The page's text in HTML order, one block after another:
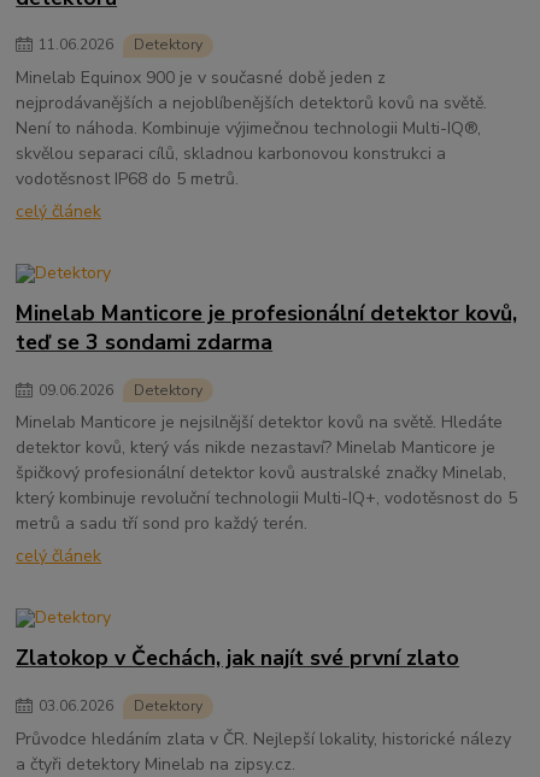
11.06.2026 Detektory
Minelab Equinox 900 je v současné době jeden z
nejprodávanějších a nejoblíbenějších detektorů kovů na světě.
Není to náhoda. Kombinuje výjimečnou technologii Multi-IQ®,
skvělou separaci cílů, skladnou karbonovou konstrukci a
vodotěsnost IP68 do 5 metrů.
celý článek
Minelab Manticore je profesionální detektor kovů,
teď se 3 sondami zdarma
09.06.2026 Detektory
Minelab Manticore je nejsilnější detektor kovů na světě. Hledáte
detektor kovů, který vás nikde nezastaví? Minelab Manticore je
špičkový profesionální detektor kovů australské značky Minelab,
který kombinuje revoluční technologii Multi-IQ+, vodotěsnost do 5
metrů a sadu tří sond pro každý terén.
celý článek
Zlatokop v Čechách, jak najít své první zlato
03.06.2026 Detektory
Průvodce hledáním zlata v ČR. Nejlepší lokality, historické nálezy
a čtyři detektory Minelab na zipsy.cz.